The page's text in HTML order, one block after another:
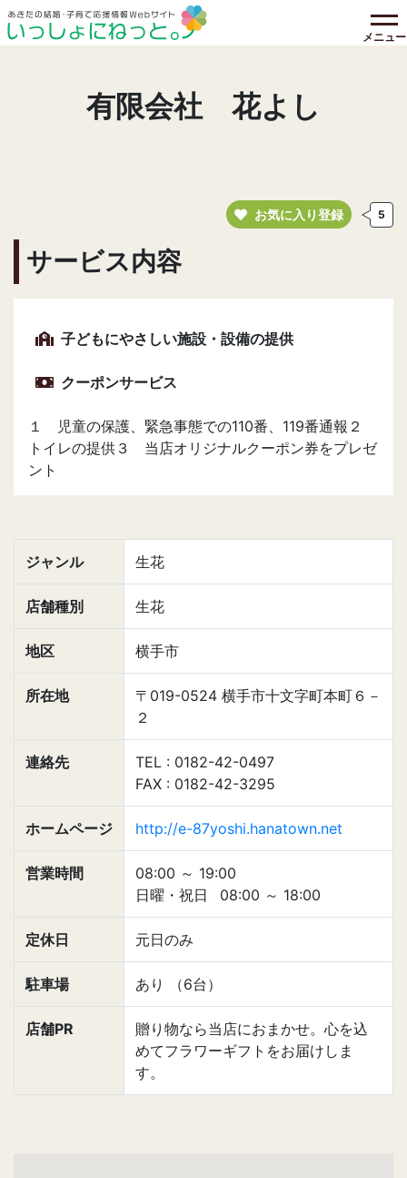
メニュー
有限会社 花よし
お気に入り登録 5
サービス内容
子どもにやさしい施設・設備の提供
クーポンサービス
１ 児童の保護、緊急事態での110番、119番通報２
トイレの提供３ 当店オリジナルクーポン券をプレゼ
ント
ジャンル 生花
店舗種別 生花
地区 横手市
所在地
〒019-0524 横手市十文字町本町６－
２
連絡先
TEL : 0182-42-0497
FAX : 0182-42-3295
ホームページ http://e-87yoshi.hanatown.net
営業時間 08:00 ～ 19:00
日曜・祝日
08:00 ～ 18:00
定休日 元日のみ
駐車場 あり （6台）
店舗PR
贈り物なら当店におまかせ。心を込
めてフラワーギフトをお届けしま
す。